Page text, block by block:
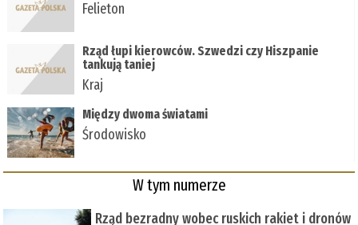
Felieton
Rząd łupi kierowców. Szwedzi czy Hiszpanie
tankują taniej
Kraj
Między dwoma światami
Środowisko
W tym numerze
Rząd bezradny wobec ruskich rakiet i dronów